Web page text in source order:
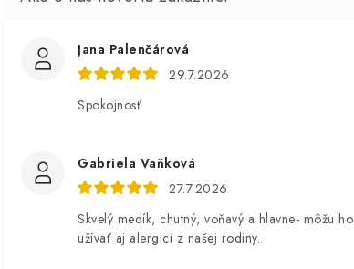
Jana Palenčárová
29.7.2026
Spokojnosť
Gabriela Vaňková
27.7.2026
Skvelý medík, chutný, voňavý a hlavne- môžu ho
užívať aj alergici z našej rodiny..